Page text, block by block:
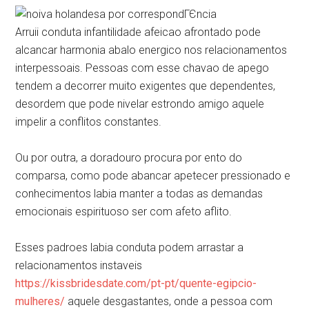
Arruii conduta infantilidade afeicao afrontado pode
alcancar harmonia abalo energico nos relacionamentos
interpessoais. Pessoas com esse chavao de apego
tendem a decorrer muito exigentes que dependentes,
desordem que pode nivelar estrondo amigo aquele
impelir a conflitos constantes.
Ou por outra, a doradouro procura por ento do
comparsa, como pode abancar apetecer pressionado e
conhecimentos labia manter a todas as demandas
emocionais espirituoso ser com afeto aflito.
Esses padroes labia conduta podem arrastar a
relacionamentos instaveis
https://kissbridesdate.com/pt-pt/quente-egipcio-
mulheres/ aquele desgastantes, onde a pessoa com